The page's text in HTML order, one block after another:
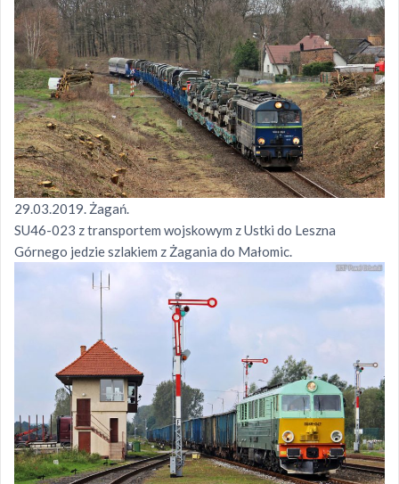
29.03.2019. Żagań.
SU46-023 z transportem wojskowym z Ustki do Leszna
Górnego jedzie szlakiem z Żagania do Małomic.